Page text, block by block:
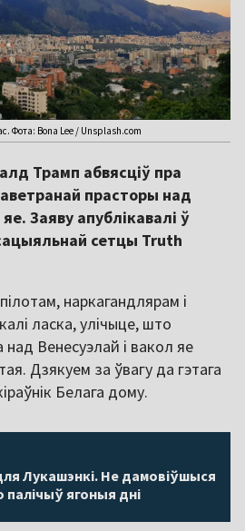
Фота: Bona Lee / Unsplash.com
Трамп абвясціў пра
прасторы над
Заяву апублікавалі ў
сетцы Truth
наркагандлярам і
ласка, улічыце, што
над Венесуэлай і вакол яе
Дзякуем за ўвагу да гэтага
Белага дому.
Лукашэнкі. Не дамовіўшыся
ягоныя дні